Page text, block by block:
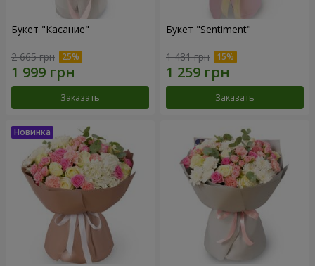
Букет "Касание"
2 665 грн
Заказать
Букет "Sentiment"
1 481 грн
Заказать